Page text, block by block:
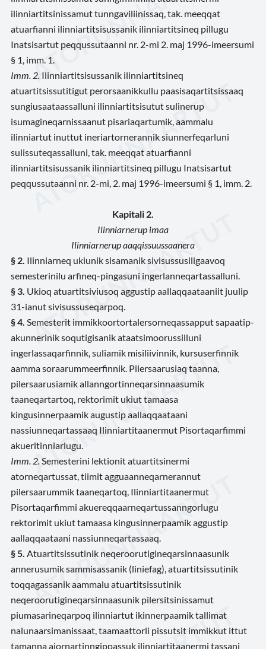
ilinniartitsinissamut tunngaviliinissaq, tak. meeqqat
atuarfianni ilinniartitsisussanik ilinniartitsineq pillugu
Inatsisartut peqqussutaanni nr. 2-mi 2. maj 1996-imeersumi
§ 1, imm. 1.
Imm. 2. Ilinniartitsisussanik ilinniartitsineq
atuartitsissutitigut perorsaanikkullu paasisaqartitsissaaq
sungiusaataassalluni ilinniartitsisutut sulinerup
isumagineqarnissaanut pisariaqartumik, aammalu
ilinniartut inuttut ineriartornerannik siunnerfeqarluni
sulissuteqassalluni, tak. meeqqat atuarfianni
ilinniartitsisussanik ilinniartitsineq pillugu Inatsisartut
peqqussutaanni nr. 2-mi, 2. maj 1996-imeersumi § 1, imm. 2.
Kapitali 2.
Ilinniarnerup imaa
Ilinniarnerup aaqqissuussaanera
§ 2. Ilinniarneq ukiunik sisamanik sivisussusiligaavoq
semesterinilu arfineq-pingasuni ingerlanneqartassalluni.
§ 3. Ukioq atuartitsiviusoq aggustip aallaqqaataaniit juulip
31-ianut sivisussuseqarpoq.
§ 4. Semesterit immikkoortortalersorneqassapput sapaatip-
akunnerinik soqutigisanik ataatsimoorussilluni
ingerlassaqarfinnik, suliamik misiliivinnik, kursuserfinnik
aamma soraarummeerfinnik. Pilersaarusiaq taanna,
pilersaarusiamik allanngortinneqarsinnaasumik
taaneqartartoq, rektorimit ukiut tamaasa
kingusinnerpaamik augustip aallaqqaataani
nassiunneqartassaaq Ilinniartitaanermut Pisortaqarfimmi
akueritinniarlugu.
Imm. 2. Semesterini lektionit atuartitsinermi
atorneqartussat, tiimit agguaanneqarnerannut
pilersaarummik taaneqartoq, Ilinniartitaanermut
Pisortaqarfimmi akuereqqaarneqartussanngorlugu
rektorimit ukiut tamaasa kingusinnerpaamik aggustip
aallaqqaataani nassiunneqartassaaq.
§ 5. Atuartitsissutinik neqeroorutigineqarsinnaasunik
annerusumik sammisassanik (liniefag), atuartitsissutinik
toqqagassanik aammalu atuartitsissutinik
neqeroorutigineqarsinnaasunik pilersitsinissamut
piumasarineqarpoq ilinniartut ikinnerpaamik tallimat
nalunaarsimanissaat, taamaattorli pissutsit immikkut ittut
tamanna ajornartinngippassuk ilinniartitaanermi tassani